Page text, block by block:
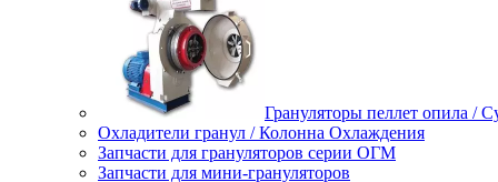
Грануляторы пеллет опила /
Охладители гранул / Колонна Охлаждения
Запчасти для грануляторов серии ОГМ
Запчасти для мини-грануляторов